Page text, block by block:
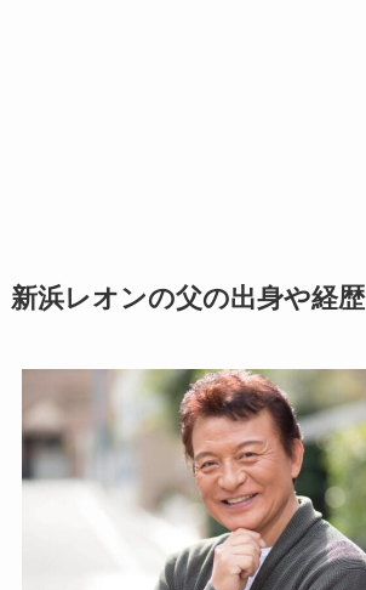
新浜レオンの父の出身や経歴